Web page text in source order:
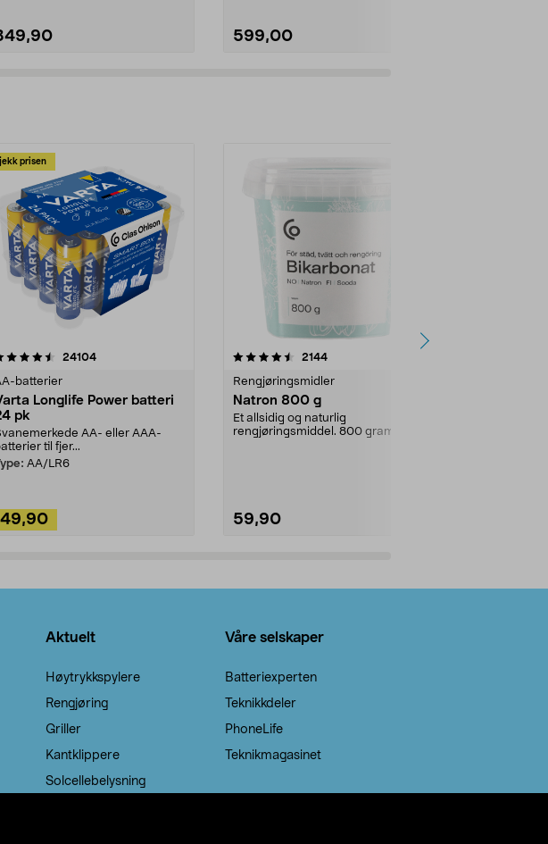
599,00
prisen
24104anmeldelser
batterier
Longlife Power batteri
pk
AA- eller AAA-
til fjer...
AA/LR6
4.5av 5 stjerner 2144anmeldelser
Rengjøringsmidler
Natron 800 g
Et allsidig og naturlig
rengjøringsmiddel. 800 gram
59,90
4.0av 5 stjerner
Aktuelt
Høytrykkspylere
Rengjøring
Griller
Kantklippere
Solcellebelysning
Våre selskaper
Batteriexperten
Teknikkdeler
PhoneLife
Teknikmagasinet